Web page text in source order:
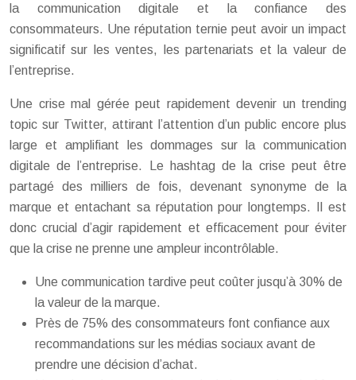
la communication digitale et la confiance des
consommateurs. Une réputation ternie peut avoir un impact
significatif sur les ventes, les partenariats et la valeur de
l’entreprise.
Une crise mal gérée peut rapidement devenir un trending
topic sur Twitter, attirant l’attention d’un public encore plus
large et amplifiant les dommages sur la communication
digitale de l’entreprise. Le hashtag de la crise peut être
partagé des milliers de fois, devenant synonyme de la
marque et entachant sa réputation pour longtemps. Il est
donc crucial d’agir rapidement et efficacement pour éviter
que la crise ne prenne une ampleur incontrôlable.
Une communication tardive peut coûter jusqu’à 30% de
la valeur de la marque.
Près de 75% des consommateurs font confiance aux
recommandations sur les médias sociaux avant de
prendre une décision d’achat.